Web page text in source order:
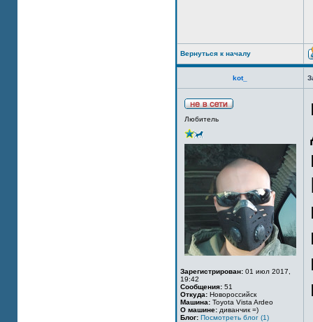
Вернуться к началу
kot_
Любитель
Зарегистрирован: 01 июл 2017,
19:42
Сообщения: 51
Откуда: Новороссийск
Машина: Toyota Vista Ardeo
О машине: диванчик =)
Блог: Посмотреть блог (1)